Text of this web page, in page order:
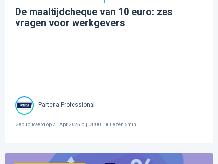
De maaltijdcheque van 10 euro: zes
vragen voor werkgevers
Partena Professional
Gepubliceerd op21 Apr 2026 bij 04:00 Lezen 5min